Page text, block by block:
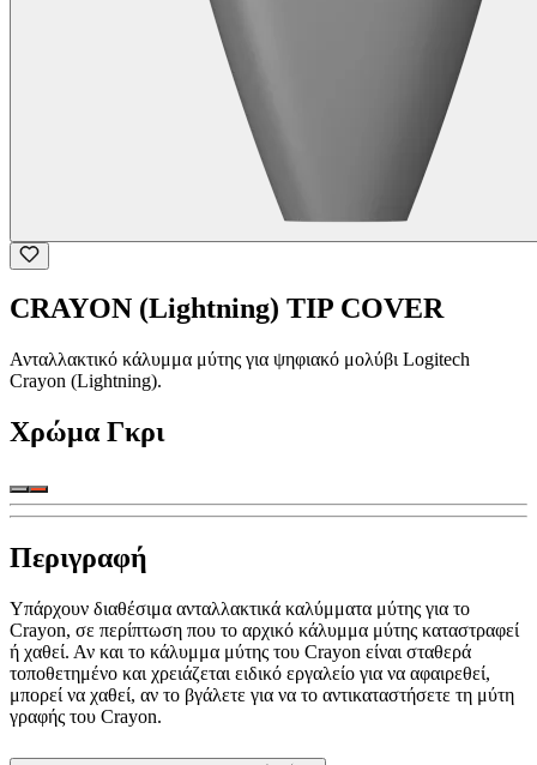
CRAYON (Lightning) TIP COVER
Ανταλλακτικό κάλυμμα μύτης για ψηφιακό μολύβι Logitech
Crayon (Lightning).
Χρώμα Γκρι
Περιγραφή
Υπάρχουν διαθέσιμα ανταλλακτικά καλύμματα μύτης για το
Crayon, σε περίπτωση που το αρχικό κάλυμμα μύτης καταστραφεί
ή χαθεί. Αν και το κάλυμμα μύτης του Crayon είναι σταθερά
τοποθετημένο και χρειάζεται ειδικό εργαλείο για να αφαιρεθεί,
μπορεί να χαθεί, αν το βγάλετε για να το αντικαταστήσετε τη μύτη
γραφής του Crayon.